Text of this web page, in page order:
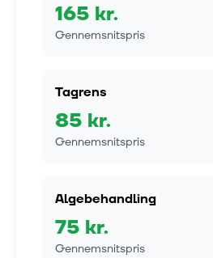
165 kr.
Gennemsnitspris
Tagrens
85 kr.
Gennemsnitspris
Algebehandling
75 kr.
Gennemsnitspris